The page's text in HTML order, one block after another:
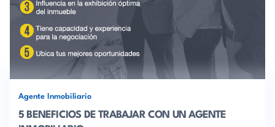
Agente Inmobiliario
5 BENEFICIOS DE TRABAJAR CON UN AGENTE